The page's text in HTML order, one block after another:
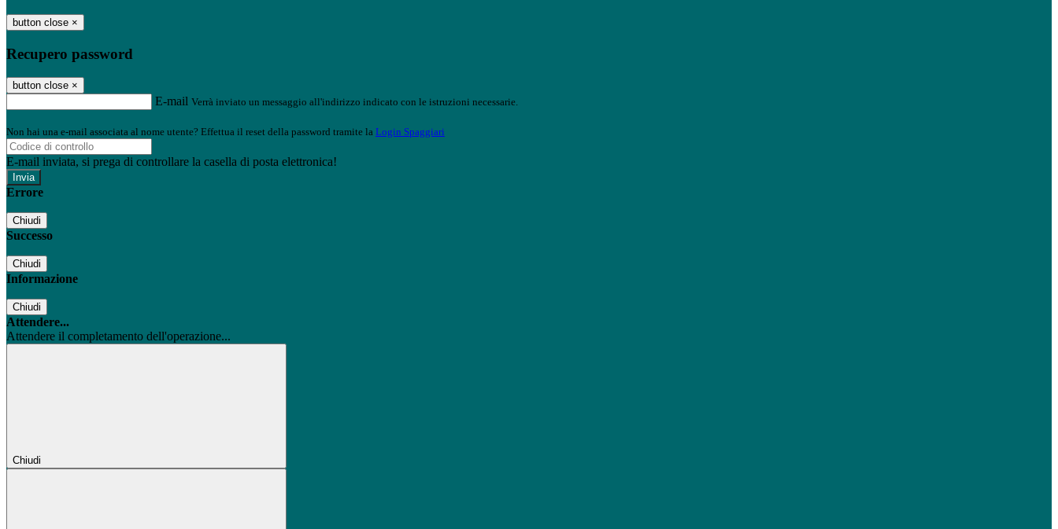
button close ×
Recupero password
button close ×
E-mail Verrà inviato un messaggio all'indirizzo indicato con le istruzioni necessarie.
Non hai una e-mail associata al nome utente? Effettua il reset della password tramite la Login Spaggiari
E-mail inviata, si prega di controllare la casella di posta elettronica!
Errore
Chiudi
Successo
Chiudi
Informazione
Chiudi
Attendere...
Attendere il completamento dell'operazione...
Chiudi